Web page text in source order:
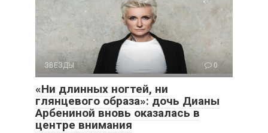
ЗВЕЗДЫ 0
«Ни длинных ногтей, ни
глянцевого образа»: дочь Дианы
Арбениной вновь оказалась в
центре внимания